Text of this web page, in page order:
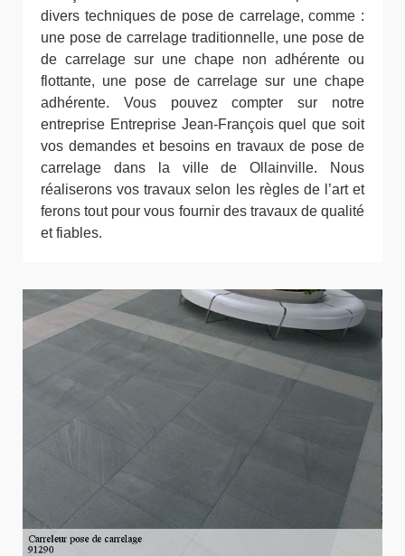
divers techniques de pose de carrelage, comme :
une pose de carrelage traditionnelle, une pose de
de carrelage sur une chape non adhérente ou
flottante, une pose de carrelage sur une chape
adhérente. Vous pouvez compter sur notre
entreprise Entreprise Jean-François quel que soit
vos demandes et besoins en travaux de pose de
carrelage dans la ville de Ollainville. Nous
réaliserons vos travaux selon les règles de l’art et
ferons tout pour vous fournir des travaux de qualité
et fiables.